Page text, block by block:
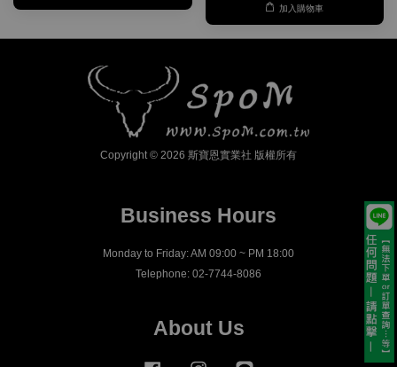
加入購物車
Copyright © 2026 斯寶恩實業社 版權所有
Business Hours
Monday to Friday: AM 09:00 ~ PM 18:00
Telephone: 02-7744-8086
About Us